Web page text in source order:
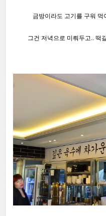
금방이라도 고기를 구워
그건 저녁으로 미뤄두고.. 떡